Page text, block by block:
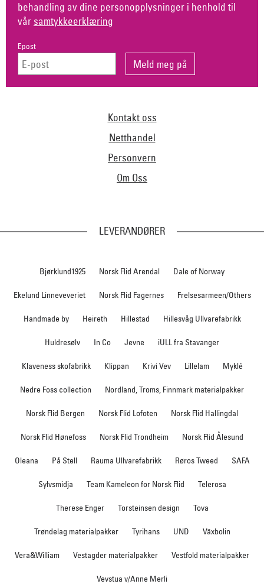
behandling av dine personopplysninger i henhold til
vår samtykkeerklæring
Epost
Kontakt oss
Netthandel
Personvern
Om Oss
LEVERANDØRER
Bjørklund1925 Norsk Flid Arendal Dale of Norway
Ekelund Linneveveriet Norsk Flid Fagernes Frelsesarmeen/Others
Handmade by Heireth Hillestad Hillesvåg Ullvarefabrikk
Huldresølv In Co Jevne iULL fra Stavanger
Klaveness skofabrikk Klippan Krivi Vev Lillelam Myklé
Nedre Foss collection Nordland, Troms, Finnmark materialpakker
Norsk Flid Bergen Norsk Flid Lofoten Norsk Flid Hallingdal
Norsk Flid Hønefoss Norsk Flid Trondheim Norsk Flid Ålesund
Oleana På Stell Rauma Ullvarefabrikk Røros Tweed SAFA
Sylvsmidja Team Kameleon for Norsk Flid Telerosa
Therese Enger Torsteinsen design Tova
Trøndelag materialpakker Tyrihans UND Växbolin
Vera&William Vestagder materialpakker Vestfold materialpakker
Vevstua v/Anne Merli